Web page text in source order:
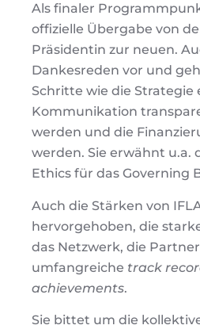
Als finaler
offizielle Übergabe von
Präsidentin zur neuen.
Dankesreden vor und
Schritte wie die Strategie
Kommunikation
werden und die
werden. Sie erwähnt u.a.
Ethics für das Governing
Auch die Stärken von
hervorgehoben, die
das Netzwerk, die
umfangreiche track
achievements.
Sie bittet um die